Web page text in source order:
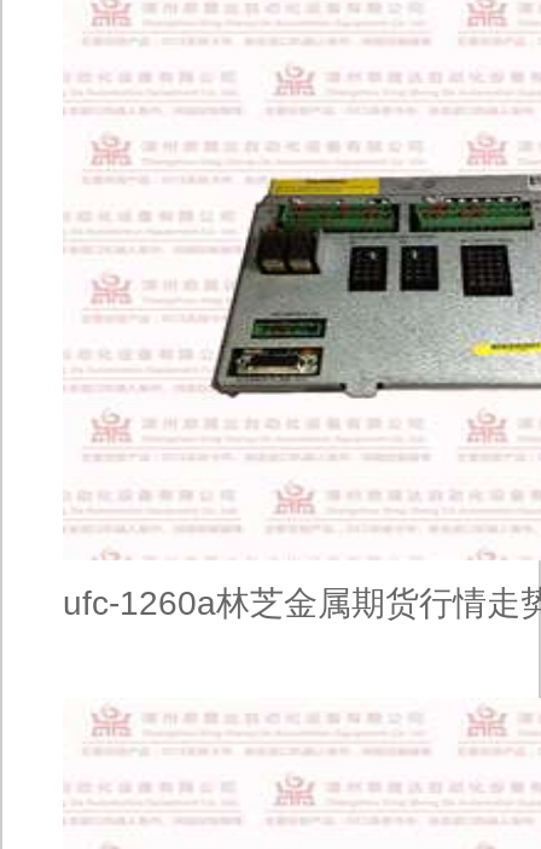
ufc-1260a林芝金属期货行情走